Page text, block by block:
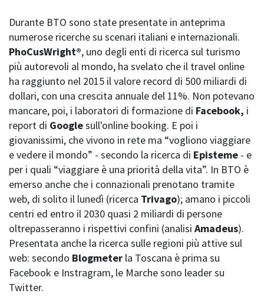
Durante BTO sono state presentate in anteprima
numerose ricerche su scenari italiani e internazionali.
PhoCusWright®, uno degli enti di ricerca sul turismo
più autorevoli al mondo, ha svelato che il travel online
ha raggiunto nel 2015 il valore record di 500 miliardi di
dollari, con una crescita annuale del 11%. Non potevano
mancare, poi, i laboratori di formazione di Facebook, i
report di Googlesull'online booking. E poi i
giovanissimi, che vivono in rete ma “vogliono viaggiare
e vedere il mondo” - secondo la ricerca di Episteme - e
per i quali “viaggiare è una priorità della vita”. In BTO è
emerso anche che i connazionali prenotano tramite
web, di solito il lunedì (ricerca Trivago); amano i piccoli
centri ed entro il 2030 quasi 2 miliardi di persone
oltrepasseranno i rispettivi confini (analisi Amadeus).
Presentata anche la ricerca sulle regioni più attive sul
web: secondo Blogmeter la Toscana è prima su
Facebook e Instragram, le Marche sono leader su
Twitter.